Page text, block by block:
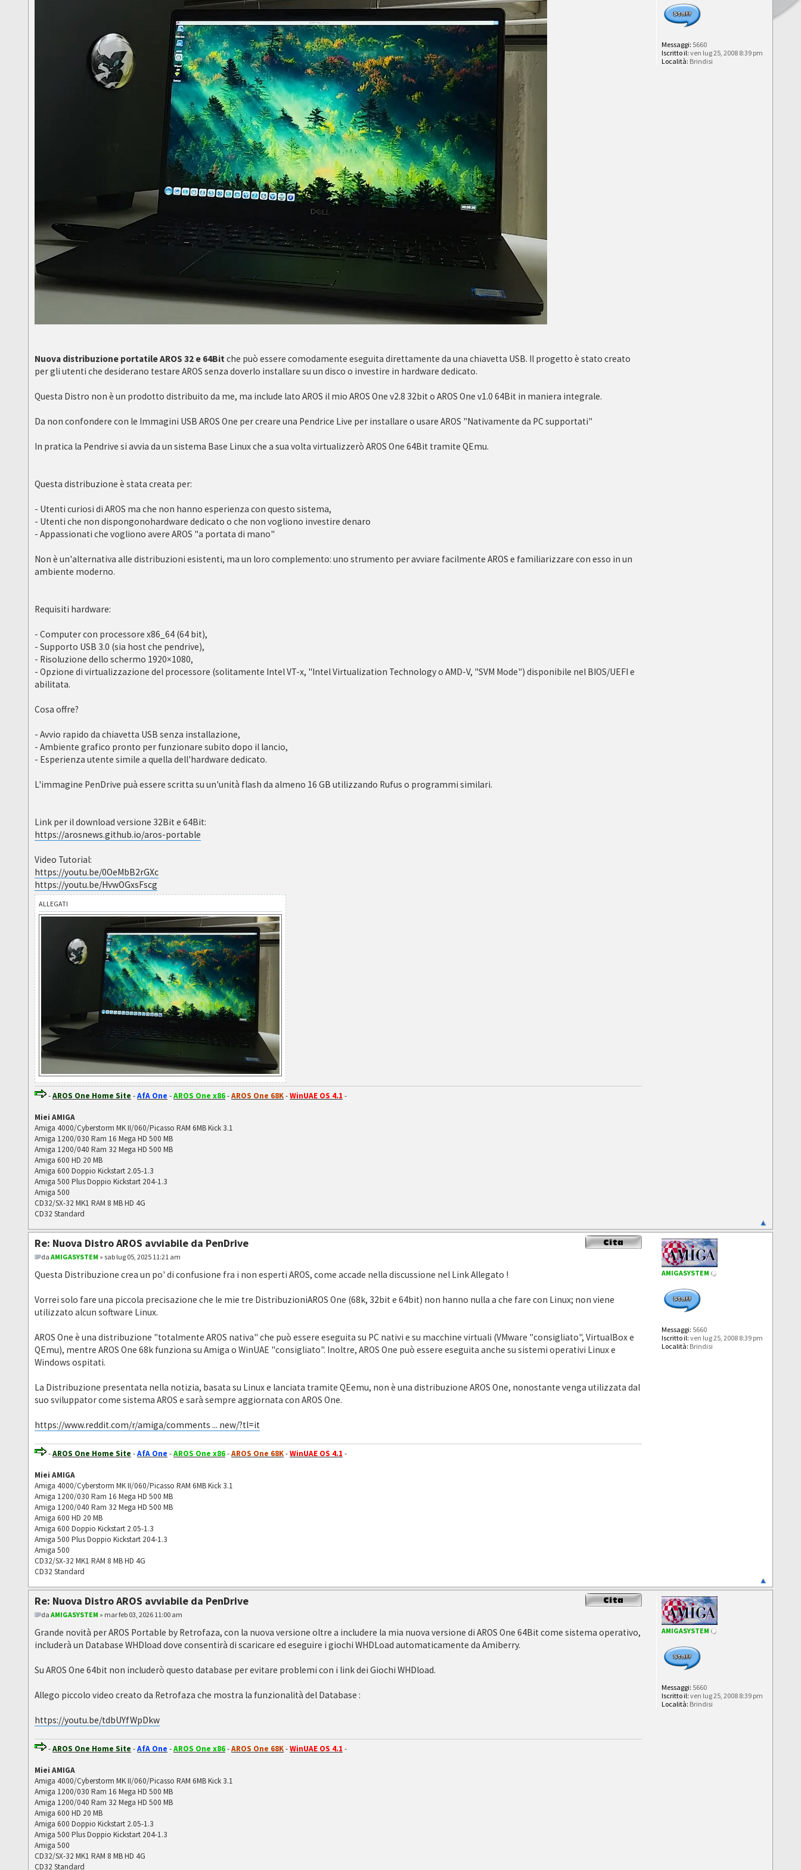
Nuova distribuzione portatile AROS 32 e 64Bitche può essere comodamente eseguita direttamente da una chiavetta USB. Il progetto è stato creato
per gli utenti che desiderano testare AROS senza doverlo installare su un disco o investire in hardware dedicato.
Questa Distro non è un prodotto distribuito da me, ma include lato AROS il mio AROS One v2.8 32bit o AROS One v1.0 64Bit in maniera integrale.
Da non confondere con le Immagini USB AROS One per creare una Pendrice Live per installare o usare AROS "Nativamente da PC supportati"
In pratica la Pendrive si avvia da un sistema Base Linux che a sua volta virtualizzerò AROS One 64Bit tramite QEmu.
Questa distribuzione è stata creata per:
- Utenti curiosi di AROS ma che non hanno esperienza con questo sistema,
- Utenti che non dispongonohardware dedicato o che non vogliono investire denaro
- Appassionati che vogliono avere AROS "a portata di mano"
Non è un'alternativa alle distribuzioni esistenti, ma un loro complemento: uno strumento per avviare facilmente AROS e familiarizzare con esso in un
ambiente moderno.
Requisiti hardware:
- Computer con processore x86_64 (64 bit),
- Supporto USB 3.0 (sia host che pendrive),
- Risoluzione dello schermo 1920×1080,
- Opzione di virtualizzazione del processore (solitamente Intel VT-x, "Intel Virtualization Technology o AMD-V, "SVM Mode") disponibile nel BIOS/UEFI e
abilitata.
Cosa offre?
- Avvio rapido da chiavetta USB senza installazione,
- Ambiente grafico pronto per funzionare subito dopo il lancio,
- Esperienza utente simile a quella dell'hardware dedicato.
L'immagine PenDrive puà essere scritta su un'unità flash da almeno 16 GB utilizzando Rufus o programmi similari.
Link per il download versione 32Bit e 64Bit:
https://arosnews.github.io/aros-portable
Video Tutorial:
https://youtu.be/0OeMbB2rGXc
https://youtu.be/HvwOGxsFscg
ALLEGATI
-AROS One Home Site -AfA One -AROS One x86-AROS One 68K-WinUAE OS 4.1 -
Miei AMIGA
Amiga 4000/Cyberstorm MK II/060/Picasso RAM 6MB Kick 3.1
Amiga 1200/030 Ram 16 Mega HD 500 MB
Amiga 1200/040 Ram 32 Mega HD 500 MB
Amiga 600 HD 20 MB
Amiga 600 Doppio Kickstart 2.05-1.3
Amiga 500 Plus Doppio Kickstart 204-1.3
Amiga 500
CD32/SX-32 MK1 RAM 8 MB HD 4G
CD32 Standard
Messaggi: 5660
Iscritto il: ven lug 25, 2008 8:39 pm
Località: Brindisi
Re: Nuova Distro AROS avviabile da PenDrive
daAMIGASYSTEM » sab lug 05, 2025 11:21 am
Questa Distribuzione crea un po' di confusione fra i non esperti AROS, come accade nella discussione nel Link Allegato !
Vorrei solo fare una piccola precisazione che le mie tre DistribuzioniAROS One (68k, 32bit e 64bit) non hanno nulla a che fare con Linux; non viene
utilizzato alcun software Linux.
AROS One è una distribuzione "totalmente AROS nativa" che può essere eseguita su PC nativi e su macchine virtuali (VMware "consigliato", VirtualBox e
QEmu), mentre AROS One 68k funziona su Amiga o WinUAE "consigliato". Inoltre, AROS One può essere eseguita anche su sistemi operativi Linux e
Windows ospitati.
La Distribuzione presentata nella notizia, basata su Linux e lanciata tramite QEemu, non è una distribuzione AROS One, nonostante venga utilizzata dal
suo sviluppator come sistema AROS e sarà sempre aggiornata con AROS One.
https://www.reddit.com/r/amiga/comments ... new/?tl=it
-AROS One Home Site -AfA One -AROS One x86-AROS One 68K-WinUAE OS 4.1 -
Miei AMIGA
Amiga 4000/Cyberstorm MK II/060/Picasso RAM 6MB Kick 3.1
Amiga 1200/030 Ram 16 Mega HD 500 MB
Amiga 1200/040 Ram 32 Mega HD 500 MB
Amiga 600 HD 20 MB
Amiga 600 Doppio Kickstart 2.05-1.3
Amiga 500 Plus Doppio Kickstart 204-1.3
Amiga 500
CD32/SX-32 MK1 RAM 8 MB HD 4G
CD32 Standard
AMIGASYSTEM
Messaggi: 5660
Iscritto il: ven lug 25, 2008 8:39 pm
Località: Brindisi
Re: Nuova Distro AROS avviabile da PenDrive
daAMIGASYSTEM » mar feb 03, 2026 11:00 am
Grande novità per AROS Portable by Retrofaza, con la nuova versione oltre a includere la mia nuova versione di AROS One 64Bit come sistema operativo,
includerà un Database WHDload dove consentirà di scaricare ed eseguire i giochi WHDLoad automaticamente da Amiberry.
Su AROS One 64bit non includerò questo database per evitare problemi con i link dei Giochi WHDload.
Allego piccolo video creato da Retrofaza che mostra la funzionalità del Database :
https://youtu.be/tdbUYfWpDkw
-AROS One Home Site -AfA One -AROS One x86-AROS One 68K-WinUAE OS 4.1 -
Miei AMIGA
Amiga 4000/Cyberstorm MK II/060/Picasso RAM 6MB Kick 3.1
Amiga 1200/030 Ram 16 Mega HD 500 MB
Amiga 1200/040 Ram 32 Mega HD 500 MB
Amiga 600 HD 20 MB
Amiga 600 Doppio Kickstart 2.05-1.3
Amiga 500 Plus Doppio Kickstart 204-1.3
Amiga 500
CD32/SX-32 MK1 RAM 8 MB HD 4G
CD32 Standard
AMIGASYSTEM
Messaggi: 5660
Iscritto il: ven lug 25, 2008 8:39 pm
Località: Brindisi